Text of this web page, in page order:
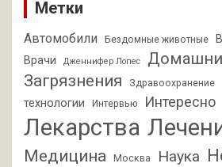
Метки
Автомобили Бездомные животные
Врачи Дженнифер Лопес
Загрязнения
Здравоохранение
технологии
Интервью Интересно
Лекарства
Медицина Москва Наука